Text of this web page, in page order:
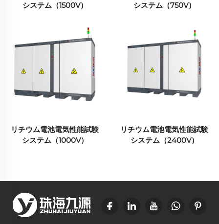
システム（1500V）
システム（750V）
リチウム電池電気性能試験
システム（1000V）
リチウム電池電気性能試験
システム（2400V）